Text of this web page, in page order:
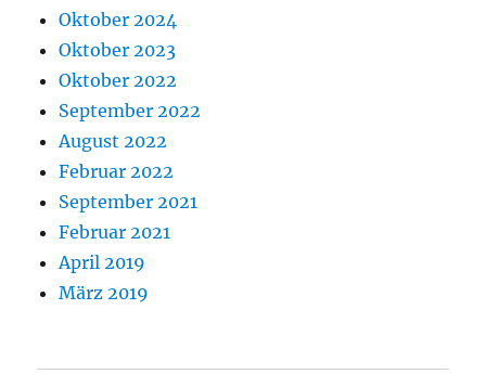
Oktober 2024
Oktober 2023
Oktober 2022
September 2022
August 2022
Februar 2022
September 2021
Februar 2021
April 2019
März 2019